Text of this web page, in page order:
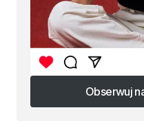
Obserwuj
Obserwuj